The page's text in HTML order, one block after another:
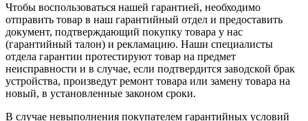
Чтобы воспользоваться нашей гарантией, необходимо
отправить товар в наш гарантийный отдел и предоставить
документ, подтверждающий покупку товара у нас
(гарантийный талон) и рекламацию. Наши специалисты
отдела гарантии протестируют товар на предмет
неисправности и в случае, если подтвердится заводской брак
устройства, произведут ремонт товара или замену товара на
новый, в установленные законом сроки.
В случае невыполнения покупателем гарантийных условий